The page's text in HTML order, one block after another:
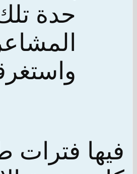
حدة
فيها فترات